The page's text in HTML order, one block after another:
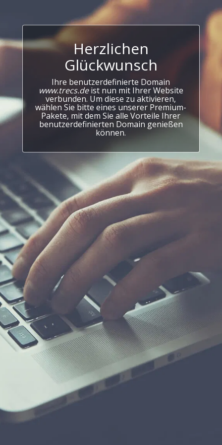
Herzlichen
Glückwunsch
Ihre benutzerdefinierte Domain
www.trecs.deist nun mit Ihrer Website
verbunden. Um diese zu aktivieren,
wählen Sie bitte eines unserer Premium-
Pakete, mit dem Sie alle Vorteile Ihrer
benutzerdefinierten Domain genießen
können.